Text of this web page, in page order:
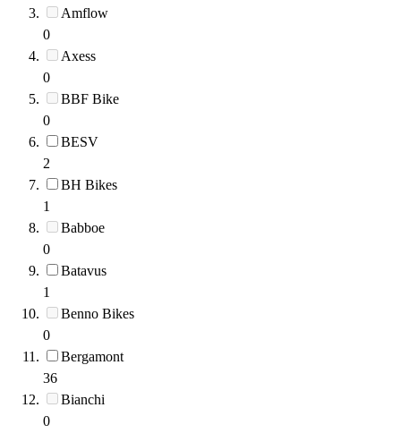
Amflow
0
Axess
0
BBF Bike
0
BESV
2
BH Bikes
1
Babboe
0
Batavus
1
Benno Bikes
0
Bergamont
36
Bianchi
0